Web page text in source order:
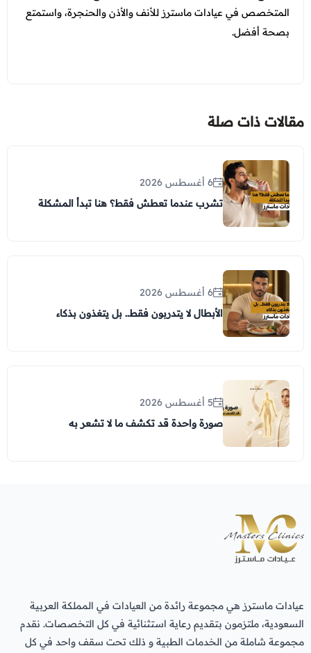
المتخصص في عيادات ماسترز للأنف والأذن والحنجرة، واستمتع
بصحة أفضل.
مقالات ذات صلة
6 أغسطس 2026
تشرب عندما تعطش فقط؟ هنا تبدأ المشكلة
6 أغسطس 2026
الأبطال لا يتدربون فقط.. بل يتغذون بذكاء
5 أغسطس 2026
صورة واحدة قد تكشف ما لا تشعر به
عيادات ماسترز هي مجموعة رائدة من العيادات في المملكة العربية
السعودية، ملتزمون بتقديم رعاية استثنائية في كل التخصصات. نقدم
مجموعة شاملة من الخدمات الطبية و ذلك تحت سقف واحد في كل